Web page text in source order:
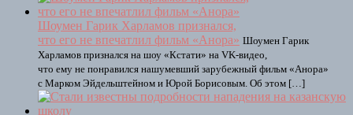
Шоумен Гарик Харламов признался,
что его не впечатлил фильм «Анора» Шоумен Гарик
Харламов признался на шоу «Кстати» на VK-видео,
что ему не понравился нашумевший зарубежный фильм «Анора»
с Марком Эйдельштейном и Юрой Борисовым. Об этом […]